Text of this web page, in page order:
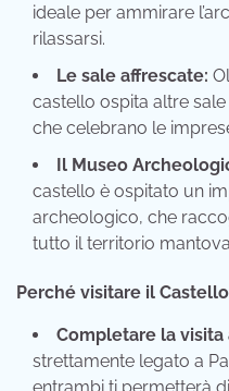
ideale per ammirare
rilassarsi.
Le sale affrescate:
castello ospita altre
che celebrano le
Il Museo
castello è ospitato un
archeologico, che
tutto il territorio
Perché visitare il
Completare la visita
strettamente legato a